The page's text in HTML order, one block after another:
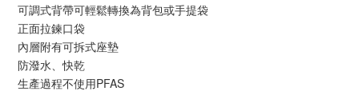
可調式背帶可輕鬆轉換為背包或手提袋
正面拉鍊口袋
內層附有可拆式座墊
防潑水、快乾
生產過程不使用PFAS